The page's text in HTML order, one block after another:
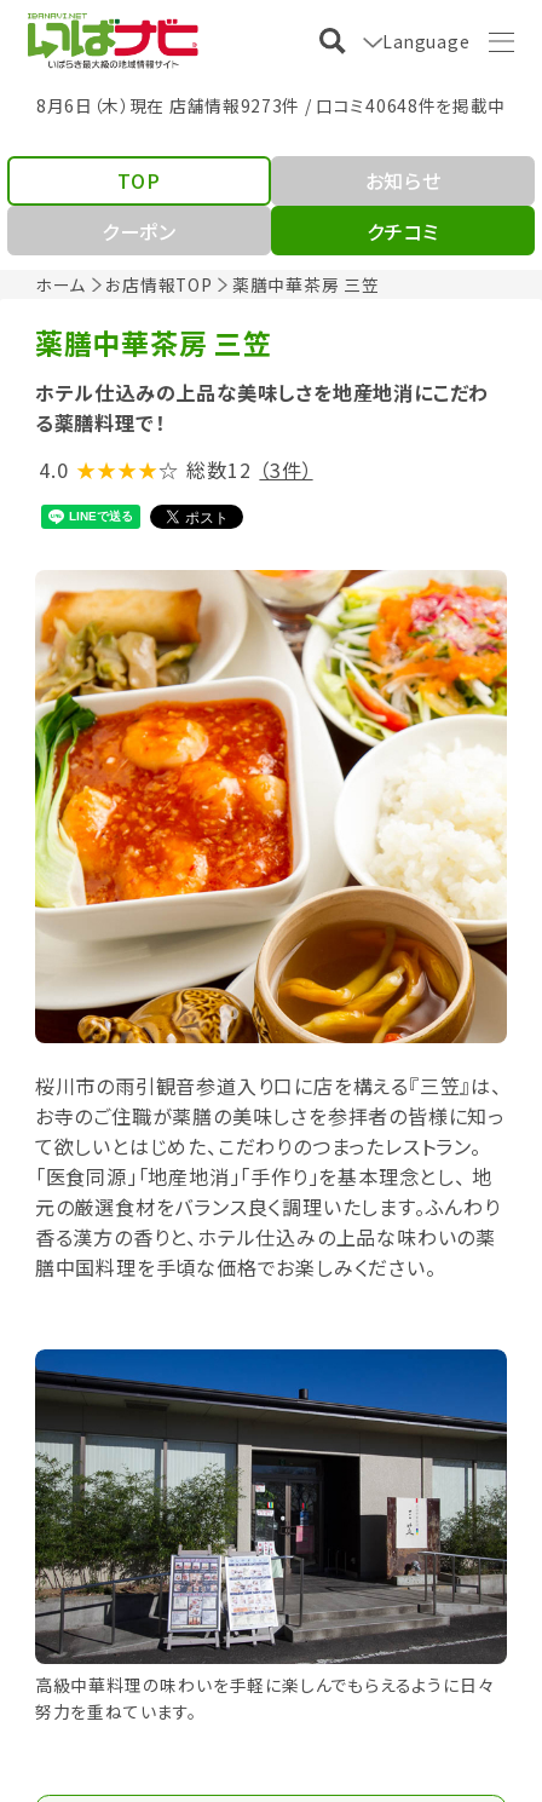
Language
8月6日（木）現在 店舗情報9273件 / 口コミ40648件を掲載中
ホーム お店情報TOP 薬膳中華茶房 三笠
TOP
お知らせ
クーポン
クチコミ
薬膳中華茶房 三笠
ホテル仕込みの上品な美味しさを地産地消にこだわ
る薬膳料理で！
4.0 ★★★★☆ 総数12 （3件）
桜川市の雨引観音参道入り口に店を構える『三笠』は、
お寺のご住職が薬膳の美味しさを参拝者の皆様に知っ
て欲しいとはじめた、こだわりのつまったレストラン。
「医食同源」「地産地消」「手作り」を基本理念とし、 地
元の厳選食材をバランス良く調理いたします。ふんわり
香る漢方の香りと、ホテル仕込みの上品な味わいの薬
膳中国料理を手頃な価格でお楽しみください。
高級中華料理の味わいを手軽に楽しんでもらえるように日々
努力を重ねています。